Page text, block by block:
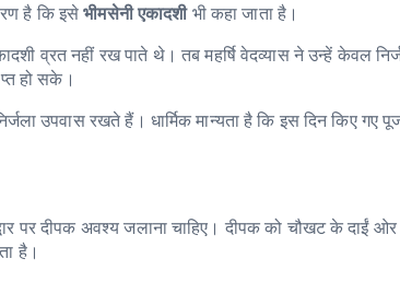
है कि इसेभीमसेनी एकादशीभी कहा जाता है।
व्रत नहीं रख पाते थे। तब महर्षि वेदव्यास ने उन्हें केवल
हो सके।
उपवास रखते हैं। धार्मिक मान्यता है कि इस दिन किए गए
पर दीपक अवश्य जलाना चाहिए। दीपक को चौखट के दाईं
है।